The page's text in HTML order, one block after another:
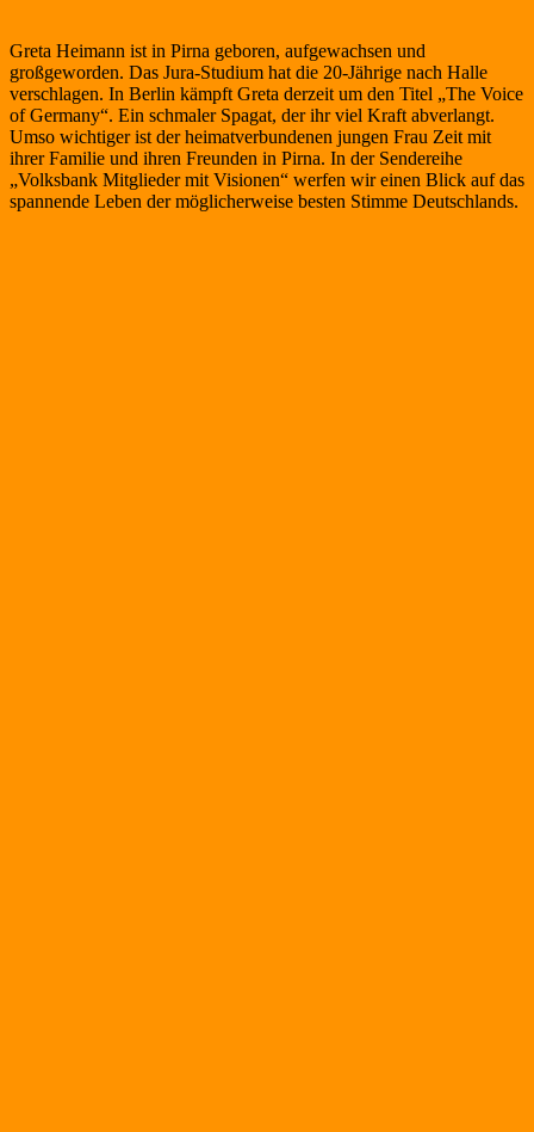
Greta Heimann ist in Pirna geboren, aufgewachsen und
großgeworden. Das Jura-Studium hat die 20-Jährige nach Halle
verschlagen. In Berlin kämpft Greta derzeit um den Titel „The Voice
of Germany“. Ein schmaler Spagat, der ihr viel Kraft abverlangt.
Umso wichtiger ist der heimatverbundenen jungen Frau Zeit mit
ihrer Familie und ihren Freunden in Pirna. In der Sendereihe
„Volksbank Mitglieder mit Visionen“ werfen wir einen Blick auf das
spannende Leben der möglicherweise besten Stimme Deutschlands.